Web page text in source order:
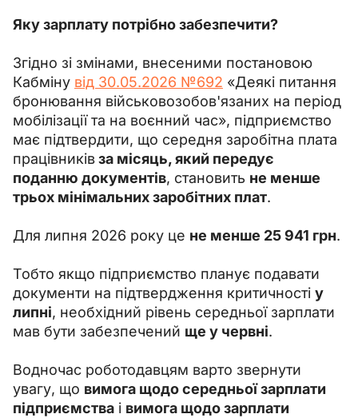
Яку зарплату потрібно забезпечити?
Згідно зі змінами, внесеними постановою
Кабміну від 30.05.2026 №692 «Деякі питання
бронювання військовозобов'язаних на період
мобілізації та на воєнний час», підприємство
має підтвердити, що середня заробітна плата
працівників за місяць, який передує
поданню документів, становить не менше
трьох мінімальних заробітних плат.
Для липня 2026 року це не менше 25 941 грн.
Тобто якщо підприємство планує подавати
документи на підтвердження критичності у
липні, необхідний рівень середньої зарплати
мав бути забезпечений ще у червні.
Водночас роботодавцям варто звернути
увагу, що вимога щодо середньої зарплати
підприємства і вимога щодо зарплати